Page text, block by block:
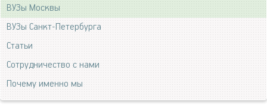
ВУЗы Москвы
ВУЗы Санкт-Петербурга
Статьи
Сотрудничество с нами
Почему именно мы